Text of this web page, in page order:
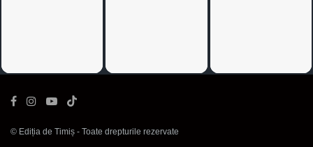
© Ediția de Timiș - Toate drepturile rezervate